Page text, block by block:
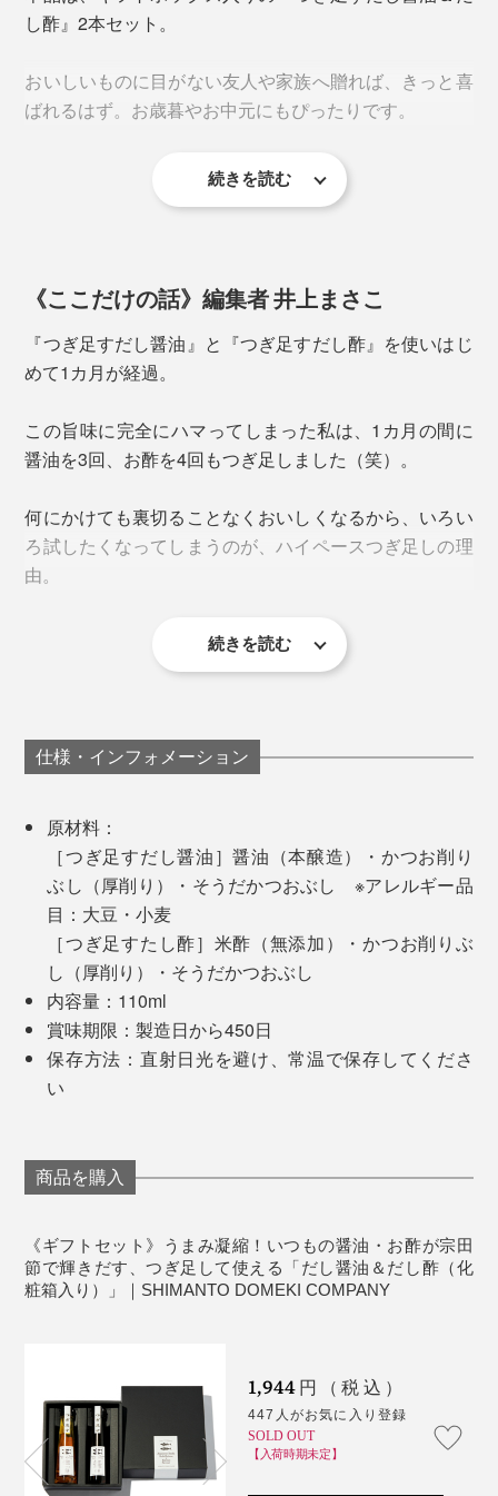
【だし酢】
糖と塩をお好みで混ぜて、旨味たっぷりの酢飯に。まろ
やかだから、だし酢だけでも十分においしくなります。
マリネ、南蛮漬けに使えば、いつもと違う仕上がりに。
拍子木切りした大根を塩もみして、砂糖を入れただし酢
ほど、だし酢の旨味が利いて、いい味変になります。
製造者の方に「地元のレシピ（おやつ）」として教えて
もらったのが、だし酢×素麺。食欲のない季節でも、箸
が進む一品です。ゴマとネギを散らして食べてみた
出し、刻んでおむすびやお茶漬け、冷奴の具にどうぞ。
『つぎ足すだし醤油・だし酢』は、余すところなくおい
しくいただけます。
し酢』2本セット。
おいしいものに目がない友人や家族へ贈れば、きっと喜
ばれるはず。お歳暮やお中元にもぴったりです。
いつもの家ごはんに驚きを届けてくれる“ごちそう調味
料”。あなたはまず、何にかけますか？
続きを読む
《ここだけの話》編集者 井上まさこ
『つぎ足すだし醤油』と『つぎ足すだし酢』を使いはじ
めて1カ月が経過。
この旨味に完全にハマってしまった私は、1カ月の間に
醤油を3回、お酢を4回もつぎ足しました（笑）。
何にかけても裏切ることなくおいしくなるから、いろい
ろ試したくなってしまうのが、ハイペースつぎ足しの理
由。
特に気に入ったのが、だし酢。そのまま飲みたくなるく
手持ちの純米酢は、酸味が強すぎて使いづらかったの
に、つぎ足して何日か置いておくとカドが取れて、驚く
これまで、お酢を消費することがほとんどなかった私で
き立てご飯が気に入りすぎて毎日のように食べていま
す。こんなにお酢を摂取したのは、人生初！
させてくれます。
だし醤油×味噌をお湯で溶いた即席みそ汁に、ネギとあ
おさのりを入れたら、もう十分にごちそうです！
続きを読む
仕様・インフォメーション
原材料：
［つぎ足すだし醤油］醤油（本醸造）・かつお削り
ぶし（厚削り）・そうだかつおぶし ※アレルギー品
目：大豆・小麦
［つぎ足すたし酢］米酢（無添加）・かつお削りぶ
し（厚削り）・そうだかつおぶし
内容量：110ml
賞味期限：製造日から450日
保存方法：直射日光を避け、常温で保存してくださ
い
商品を購入
《ギフトセット》うまみ凝縮！いつもの醤油・お酢が宗田
節で輝きだす、つぎ足して使える「だし醤油＆だし酢（化
粧箱入り）」｜SHIMANTO DOMEKI COMPANY
1,944 円（税込）
447人がお気に入り登録
SOLD OUT
【入荷時期未定】